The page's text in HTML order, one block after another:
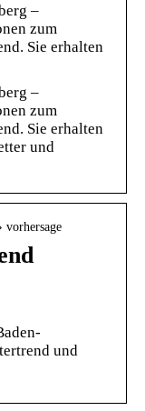
–
zum
Sie erhalten
–
zum
Sie erhalten
und
vorhersage
und